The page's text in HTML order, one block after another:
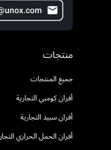
منتجات
جميع المنتجات
أفران كومبي التجارية
أفران سبيد التجارية
أفران الحمل الحراري